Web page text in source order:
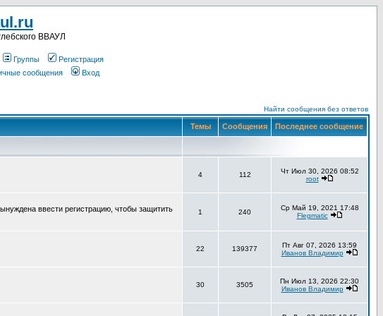
ВВАУЛ
Группы
Регистрация
сообщения Вход
Найти сообщения без ответов
Темы Сообщения Последнее сообщение
4 112
Чт Июл 30, 2026 08:52
root
ввести регистрацию, чтобы защитить
1 240
Ср Май 19, 2021 17:48
Flegmatic
22 139377
Пт Авг 07, 2026 13:59
Иванов Владимир
30 3505
Пн Июл 13, 2026 22:30
Иванов Владимир